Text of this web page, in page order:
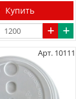
Купить
Арт. 10111